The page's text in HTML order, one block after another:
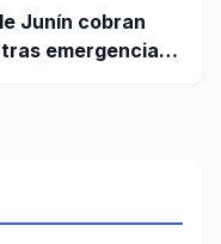
Junín cobran
emergencia